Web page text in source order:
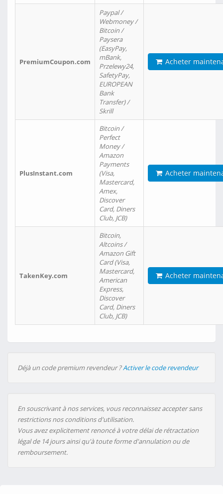
PremiumCoupon.com
Paypal /
Webmoney /
Bitcoin /
Paysera
(EasyPay,
mBank,
Przelewy24,
SafetyPay,
EUROPEAN
Bank
Transfer) /
Skrill
Acheter
PlusInstant.com
Bitcoin /
Perfect
Money /
Amazon
Payments
(Visa,
Mastercard,
Amex,
Discover
Card, Diners
Club, JCB)
Acheter
TakenKey.com
Bitcoin,
Altcoins /
Amazon Gift
Card (Visa,
Mastercard,
American
Express,
Discover
Card, Diners
Club, JCB)
Acheter
Déjà un code premium revendeur ?Activer le code revendeur
En souscrivant à nos services, vous reconnaissez accepter sans
restrictions nos conditions d'utilisation.
Vous avez explicitement renoncé à votre délai de rétractation
légal de 14 jours ainsi qu'à toute forme d'annulation ou de
remboursement.